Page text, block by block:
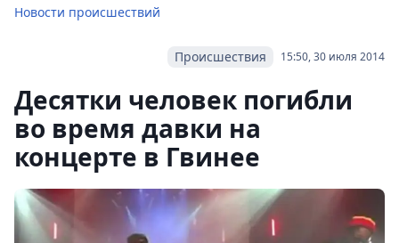
Новости происшествий
15:50, 30 июля 2014
Происшествия
Десятки человек погибли
во время давки на
концерте в Гвинее